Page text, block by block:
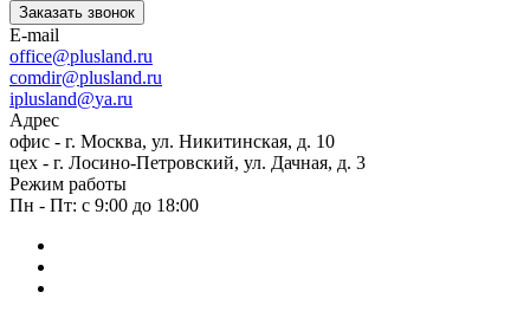
Заказать звонок
E-mail
office@plusland.ru
comdir@plusland.ru
iplusland@ya.ru
Адрес
офис - г. Москва, ул. Никитинская, д. 10
цех - г. Лосино-Петровский, ул. Дачная, д. 3
Режим работы
Пн - Пт: с 9:00 до 18:00